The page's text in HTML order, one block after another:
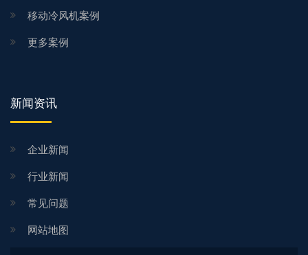
移动冷风机案例
更多案例
新闻资讯
企业新闻
行业新闻
常见问题
网站地图